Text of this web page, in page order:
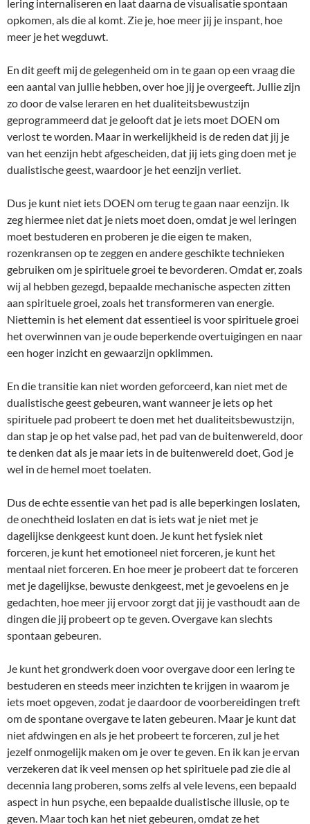
lering internaliseren en laat daarna de visualisatie spontaan
opkomen, als die al komt. Zie je, hoe meer jij je inspant, hoe
meer je het wegduwt.
En dit geeft mij de gelegenheid om in te gaan op een vraag die
een aantal van jullie hebben, over hoe jij je overgeeft. Jullie zijn
zo door de valse leraren en het dualiteitsbewustzijn
geprogrammeerd dat je gelooft dat je iets moet DOEN om
verlost te worden. Maar in werkelijkheid is de reden dat jij je
van het eenzijn hebt afgescheiden, dat jij iets ging doen met je
dualistische geest, waardoor je het eenzijn verliet.
Dus je kunt niet iets DOEN om terug te gaan naar eenzijn. Ik
zeg hiermee niet dat je niets moet doen, omdat je wel leringen
moet bestuderen en proberen je die eigen te maken,
rozenkransen op te zeggen en andere geschikte technieken
gebruiken om je spirituele groei te bevorderen. Omdat er, zoals
wij al hebben gezegd, bepaalde mechanische aspecten zitten
aan spirituele groei, zoals het transformeren van energie.
Niettemin is het element dat essentieel is voor spirituele groei
het overwinnen van je oude beperkende overtuigingen en naar
een hoger inzicht en gewaarzijn opklimmen.
En die transitie kan niet worden geforceerd, kan niet met de
dualistische geest gebeuren, want wanneer je iets op het
spirituele pad probeert te doen met het dualiteitsbewustzijn,
dan stap je op het valse pad, het pad van de buitenwereld, door
te denken dat als je maar iets in de buitenwereld doet, God je
wel in de hemel moet toelaten.
Dus de echte essentie van het pad is alle beperkingen loslaten,
de onechtheid loslaten en dat is iets wat je niet met je
dagelijkse denkgeest kunt doen. Je kunt het fysiek niet
forceren, je kunt het emotioneel niet forceren, je kunt het
mentaal niet forceren. En hoe meer je probeert dat te forceren
met je dagelijkse, bewuste denkgeest, met je gevoelens en je
gedachten, hoe meer jij ervoor zorgt dat jij je vasthoudt aan de
dingen die jij probeert op te geven. Overgave kan slechts
spontaan gebeuren.
Je kunt het grondwerk doen voor overgave door een lering te
bestuderen en steeds meer inzichten te krijgen in waarom je
iets moet opgeven, zodat je daardoor de voorbereidingen treft
om de spontane overgave te laten gebeuren. Maar je kunt dat
niet afdwingen en als je het probeert te forceren, zul je het
jezelf onmogelijk maken om je over te geven. En ik kan je ervan
verzekeren dat ik veel mensen op het spirituele pad zie die al
decennia lang proberen, soms zelfs al vele levens, een bepaald
aspect in hun psyche, een bepaalde dualistische illusie, op te
geven. Maar toch kan het niet gebeuren, omdat ze het